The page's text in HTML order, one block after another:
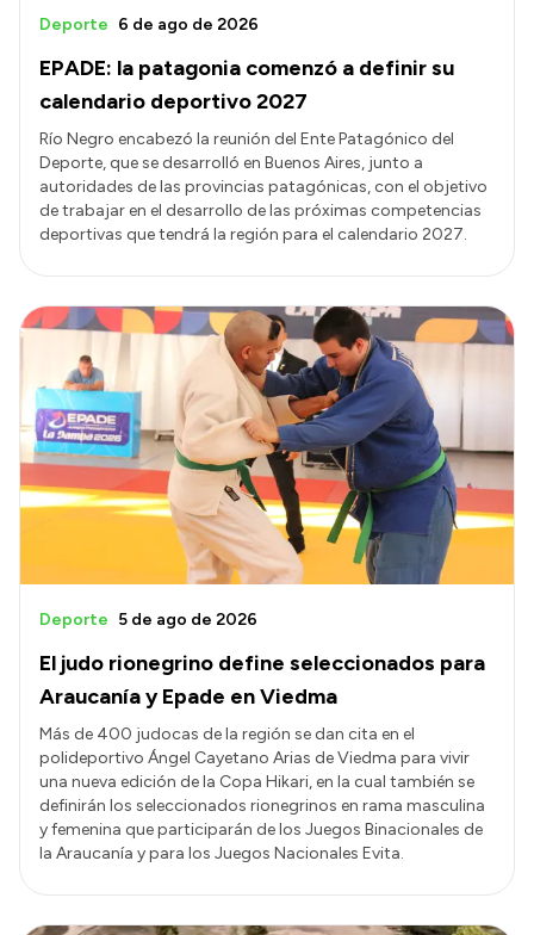
EPADE: la patagonia comenzó a definir su
calendario deportivo 2027
Deporte 6 de ago de 2026
Río Negro encabezó la reunión del Ente Patagónico del
Deporte, que se desarrolló en Buenos Aires, junto a
autoridades de las provincias patagónicas, con el objetivo
de trabajar en el desarrollo de las próximas competencias
deportivas que tendrá la región para el calendario 2027.
El judo rionegrino define seleccionados para
Araucanía y Epade en Viedma
Deporte 5 de ago de 2026
Más de 400 judocas de la región se dan cita en el
polideportivo Ángel Cayetano Arias de Viedma para vivir
una nueva edición de la Copa Hikari, en la cual también se
definirán los seleccionados rionegrinos en rama masculina
y femenina que participarán de los Juegos Binacionales de
la Araucanía y para los Juegos Nacionales Evita.